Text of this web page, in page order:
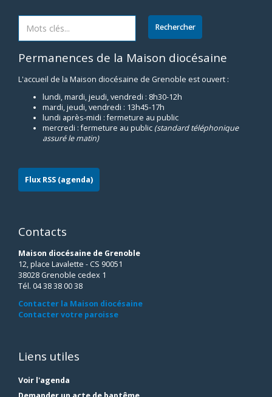
Permanences de la Maison diocésaine
L'accueil de la Maison diocésaine de Grenoble est ouvert :
lundi, mardi, jeudi, vendredi : 8h30-12h
mardi, jeudi, vendredi : 13h45-17h
lundi après-midi : fermeture au public
mercredi : fermeture au public (standard téléphonique
assuré le matin)
Flux RSS (agenda)
Contacts
Maison diocésaine de Grenoble
12, place Lavalette - CS 90051
38028 Grenoble cedex 1
Tél. 04 38 38 00 38
Contacter la Maison diocésaine
Contacter votre paroisse
Liens utiles
Voir l'agenda